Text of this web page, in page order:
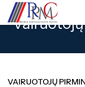
VAIRUOTOJŲ